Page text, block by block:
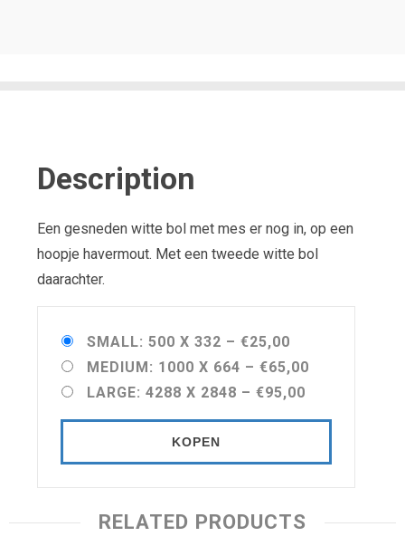
Description
Een gesneden witte bol met mes er nog in, op een
hoopje havermout. Met een tweede witte bol
daarachter.
SMALL: 500 X 332 – €25,00
MEDIUM: 1000 X 664 – €65,00
LARGE: 4288 X 2848 – €95,00
KOPEN
RELATED PRODUCTS